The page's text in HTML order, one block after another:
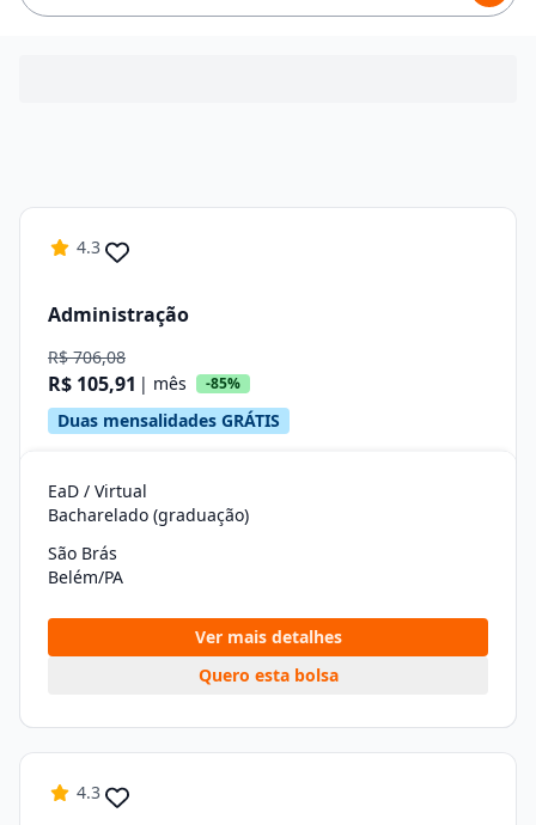
4.3
Administração
R$ 706,08
R$ 105,91 | mês -85%
Duas mensalidades GRÁTIS
EaD / Virtual
Bacharelado (graduação)
São Brás
Belém/PA
Ver mais detalhes
Quero esta bolsa
4.3